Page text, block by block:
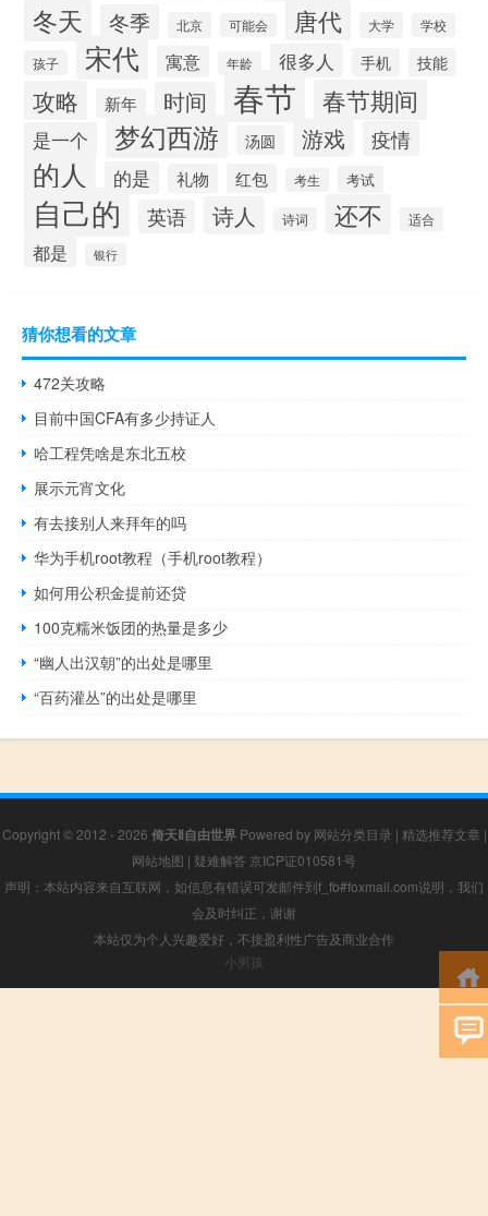
冬天 冬季 北京 可能会 唐代 大学 学校
孩子 宋代 寓意 年龄 很多人 手机 技能
攻略 新年 时间 春节 春节期间
是一个 梦幻西游 汤圆 游戏 疫情
的人 的是 礼物 红包 考生 考试
自己的 英语 诗人 诗词 还不 适合
都是 银行
猜你想看的文章
472关攻略
目前中国CFA有多少持证人
哈工程凭啥是东北五校
展示元宵文化
有去接别人来拜年的吗
华为手机root教程（手机root教程）
如何用公积金提前还贷
100克糯米饭团的热量是多少
“幽人出汉朝”的出处是哪里
“百药灌丛”的出处是哪里
Copyright © 2012 - 2026 倚天Ⅱ自由世界Powered by 网站分类目录 | 精选推荐文章 |
网站地图 | 疑难解答 京ICP证010581号
声明：本站内容来自互联网，如信息有错误可发邮件到f_fb#foxmail.com说明，我们
会及时纠正，谢谢
本站仅为个人兴趣爱好，不接盈利性广告及商业合作
小男孩